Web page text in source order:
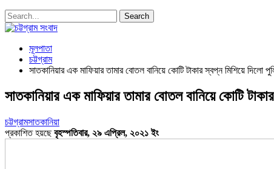
মূলপাতা
চট্টগ্রাম
সাতকানিয়ার এক মাফিয়ার তামার বোতল বানিয়ে কোটি টাকার স্বপ্ন মিশিয়ে দিলো
সাতকানিয়ার এক মাফিয়ার তামার বোতল বানিয়ে কোটি
চট্টগ্রামসাতকানিয়া
প্রকাশিত হয়ছেবৃহস্পতিবার, ২৯ এপ্রিল, ২০২১ ইং